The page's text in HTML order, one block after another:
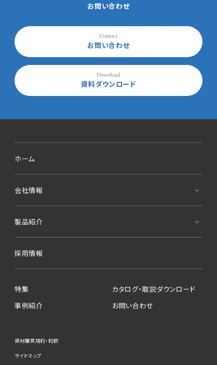
お問い合わせ
お問い合わせ
資料ダウンロード
ホーム
会社情報
製品紹介
採用情報
特集
事例紹介
カタログ・取説ダウンロード
お問い合わせ
資材購買規約・約款
サイトマップ